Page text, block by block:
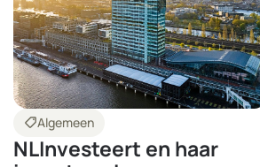
shoppingmodeAlgemeen
NLInvesteert en haar